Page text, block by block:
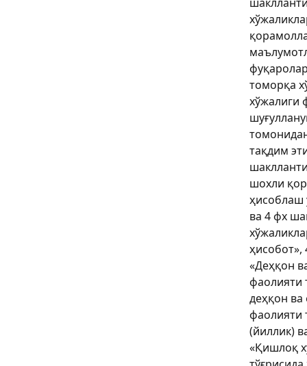
томорқа
хўжалиги
тақдим
шохли
ҳисоблаш
ва 4 фх
ҳисобот»,
«Деҳқон
фаолияти
деҳқон
фаолияти
(йиллик)
«Қишлоқ